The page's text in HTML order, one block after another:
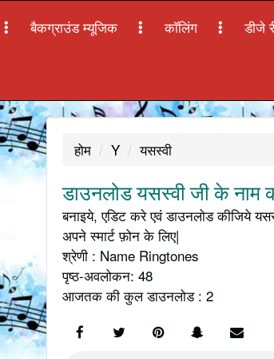
बैकग्राउंड म्यूजिक कॉलिंग डीजे
होम Y यसस्वी
डाउनलोड यसस्वी जी के नाम
बनाइये, एडिट करे एवं डाउनलोड कीजिये
अपने स्मार्ट फ़ोन के लिए|
श्रेणी : Name Ringtones
पृष्ठ-अवलोकन: 48
आजतक की कुल डाउनलोड : 2